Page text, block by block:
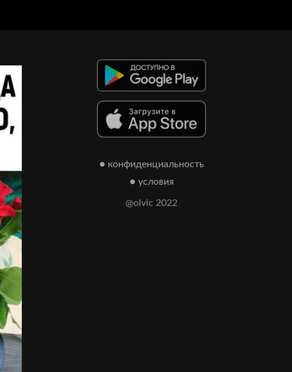
● конфиденциальность
● условия
@olvic 2022